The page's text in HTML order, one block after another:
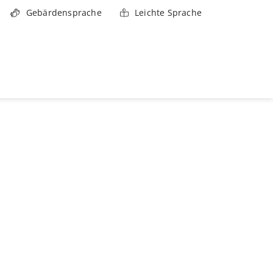
Gebärdensprache Leichte Sprache